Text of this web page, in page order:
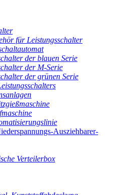
für Leistungsschalter
der blauen Serie
der M-Serie
der grünen Serie
Verteilerbox